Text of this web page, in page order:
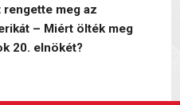
rengette meg az
– Miért ölték meg
20. elnökét?